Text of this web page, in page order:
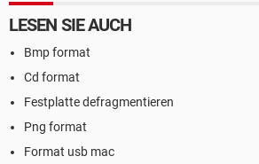
LESEN SIE AUCH
Bmp format
Cd format
Festplatte defragmentieren
Png format
Format usb mac